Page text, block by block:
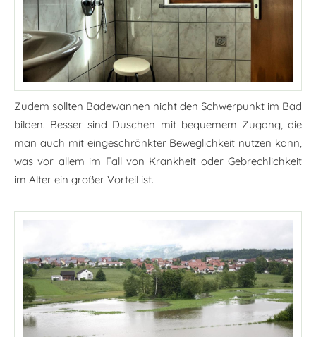
Zudem sollten Badewannen nicht den Schwerpunkt im Bad
bilden. Besser sind Duschen mit bequemem Zugang, die
man auch mit eingeschränkter Beweglichkeit nutzen kann,
was vor allem im Fall von Krankheit oder Gebrechlichkeit
im Alter ein großer Vorteil ist.